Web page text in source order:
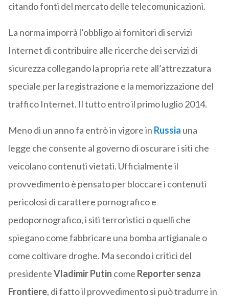
citando fonti del mercato delle telecomunicazioni.
La norma imporrà l’obbligo ai fornitori di servizi
Internet di contribuire alle ricerche dei servizi di
sicurezza collegando la propria rete all’attrezzatura
speciale per la registrazione e la memorizzazione del
traffico Internet. Il tutto entro il primo luglio 2014.
Meno di un anno fa entrò in vigore in Russia una
legge che consente al governo di oscurare i siti che
veicolano contenuti vietati. Ufficialmente il
provvedimento è pensato per bloccare i contenuti
pericolosi di carattere pornografico e
pedopornografico, i siti terroristici o quelli che
spiegano come fabbricare una bomba artigianale o
come coltivare droghe. Ma secondo i critici del
presidenteVladimir Putin come Reporter senza
Frontiere, di fatto il provvedimento si può tradurre in